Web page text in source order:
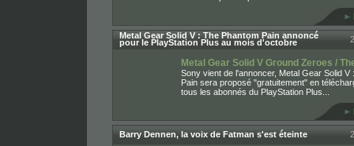
Metal Gear Solid V : The Phantom Pain annoncé
pour le PlayStation Plus au mois d'octobre
Metal Gear Solid V Ground Zeroes /
Sony vient de l'annoncer, Metal Gear Solid V
Pain sera proposé "gratuitement" en
tous les abonnés du PlayStation Plus...
Barry Dennen, la voix de Fatman s'est éteinte